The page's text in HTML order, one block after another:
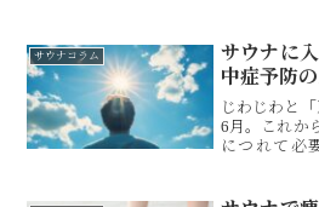
って水風呂
するのか、
どのくらい
気になる方
か。そこで
質」にフォ
サウナコラム
サウナに
中症予防
じわじわと
6月。これか
につれて必